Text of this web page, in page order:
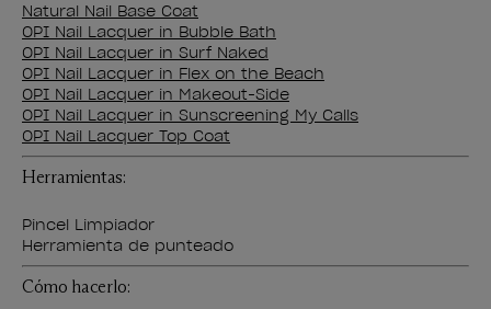
Natural Nail Base Coat
OPI Nail Lacquer in Bubble Bath
OPI Nail Lacquer in Surf Naked
OPI Nail Lacquer in Flex on the Beach
OPI Nail Lacquer in Makeout-Side
OPI Nail Lacquer in Sunscreening My Calls
OPI Nail Lacquer Top Coat
Herramientas:
Pincel Limpiador
Herramienta de punteado
Cómo hacerlo: